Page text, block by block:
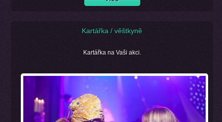
Kartářka / věštkyně
Kartářka na Vaši akci.